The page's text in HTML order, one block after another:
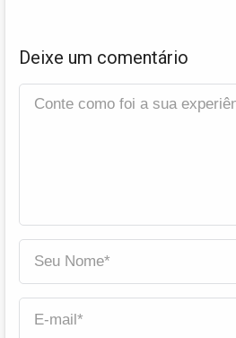
Deixe um comentário